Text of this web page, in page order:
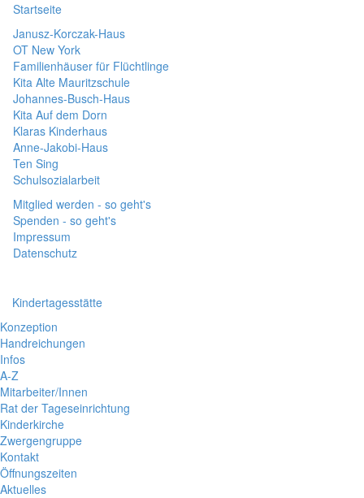
Startseite
Janusz-Korczak-Haus
OT New York
Familienhäuser für Flüchtlinge
Kita Alte Mauritzschule
Johannes-Busch-Haus
Kita Auf dem Dorn
Klaras Kinderhaus
Anne-Jakobi-Haus
Ten Sing
Schulsozialarbeit
Mitglied werden - so geht's
Spenden - so geht's
Impressum
Datenschutz
Kindertagesstätte
Konzeption
Handreichungen
Infos
A-Z
Mitarbeiter/Innen
Rat der Tageseinrichtung
Kinderkirche
Zwergengruppe
Kontakt
Öffnungszeiten
Aktuelles